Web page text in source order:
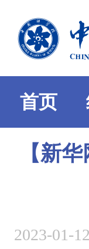
首页
【新
2023-01-12